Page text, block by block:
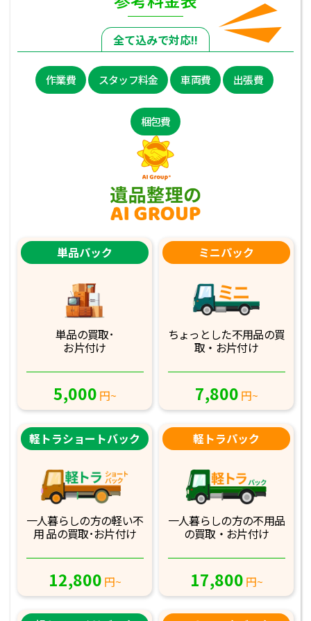
全て込みで対応!!
作業費 スタッフ料金 車両費 出張費
梱包費
単品パック
単品の買取･
お片付け
5,000 円~
ミニパック
ちょっとした不用品の買
取・お片付け
7,800 円~
軽トラショートバック
一人暮らしの方の軽い不
用 品の買取･お片付け
12,800 円~
軽トラパック
一人暮らしの方の不用品
の買取・お片付け
17,800 円~